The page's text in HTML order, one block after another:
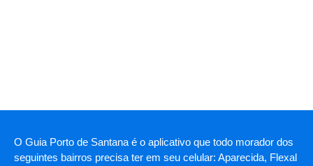
O Guia Porto de Santana é o aplicativo que todo morador dos
seguintes bairros precisa ter em seu celular: Aparecida, Flexal